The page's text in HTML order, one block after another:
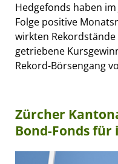
Hedgefonds haben
Folge positive
wirkten
getriebene
Rekord-Börsengang
Zürcher
Bond-Fonds